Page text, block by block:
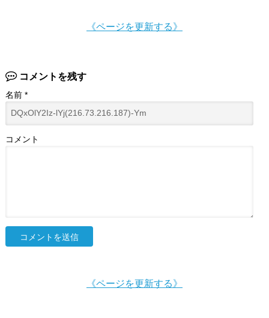
《ページを更新する》
コメントを残す
名前 *
コメント
《ページを更新する》